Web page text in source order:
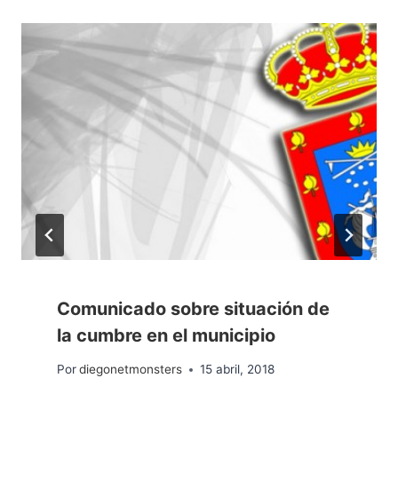
Comunicado sobre situación de
la cumbre en el municipio
Pordiegonetmonsters 15 abril, 2018